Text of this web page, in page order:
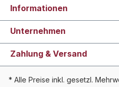
Informationen
Unternehmen
Zahlung & Versand
* Alle Preise inkl. gesetzl.